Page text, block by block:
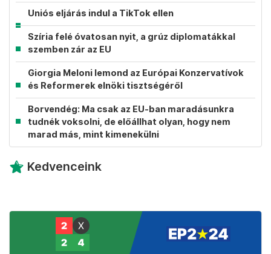
Uniós eljárás indul a TikTok ellen
Szíria felé óvatosan nyit, a grúz diplomatákkal
szemben zár az EU
Giorgia Meloni lemond az Európai Konzervatívok
és Reformerek elnöki tisztségéről
Borvendég: Ma csak az EU-ban maradásunkra
tudnék voksolni, de előállhat olyan, hogy nem
marad más, mint kimenekülni
Kedvenceink